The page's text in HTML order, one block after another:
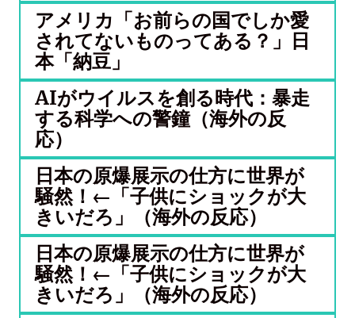
アメリカ「お前らの国でしか愛
されてないものってある？」日
本「納豆」
AIがウイルスを創る時代：暴走
する科学への警鐘（海外の反
応）
日本の原爆展示の仕方に世界が
騒然！←「子供にショックが大
きいだろ」（海外の反応）
日本の原爆展示の仕方に世界が
騒然！←「子供にショックが大
きいだろ」（海外の反応）